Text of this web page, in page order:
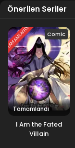
Önerilen Seriler
TAMAMLANDI Comic
Tamamlandı
I Am the Fated
Villain